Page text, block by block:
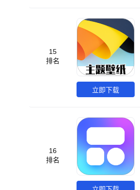
15
排名
立即下载
16
排名